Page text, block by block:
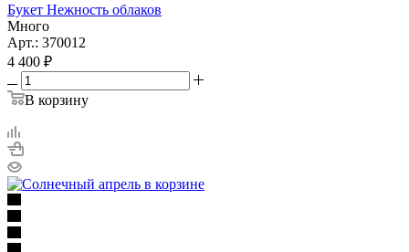
Букет Нежность облаков
Много
Арт.: 370012
4 400 ₽
В корзину